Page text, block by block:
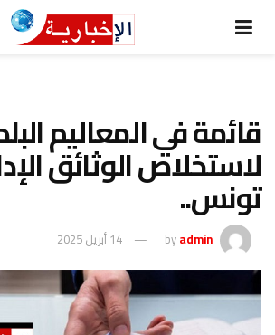
قائمة في المعاليم
لاستخلاص الوثائق
تونس..
byadmin 14 أبريل 2025